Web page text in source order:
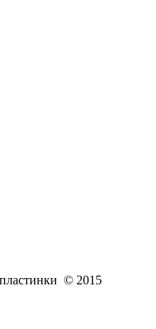
© 2015